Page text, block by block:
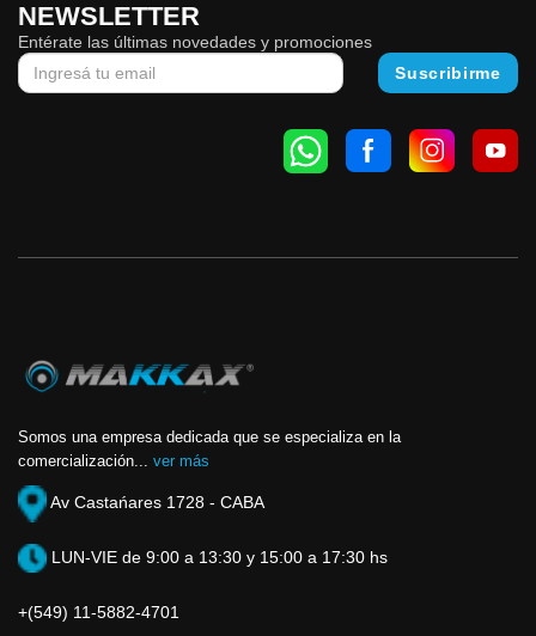
NEWSLETTER
Entérate las últimas novedades y promociones
Somos una empresa dedicada que se especializa en la
comercialización... ver más
Av Castańares 1728 - CABA
LUN-VIE de 9:00 a 13:30 y 15:00 a 17:30 hs
+(549) 11-5882-4701